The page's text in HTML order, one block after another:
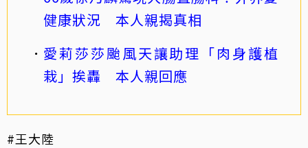
健康狀況 本人親揭真相
愛莉莎莎颱風天讓助理「肉身護植
栽」挨轟 本人親回應
#王大陸